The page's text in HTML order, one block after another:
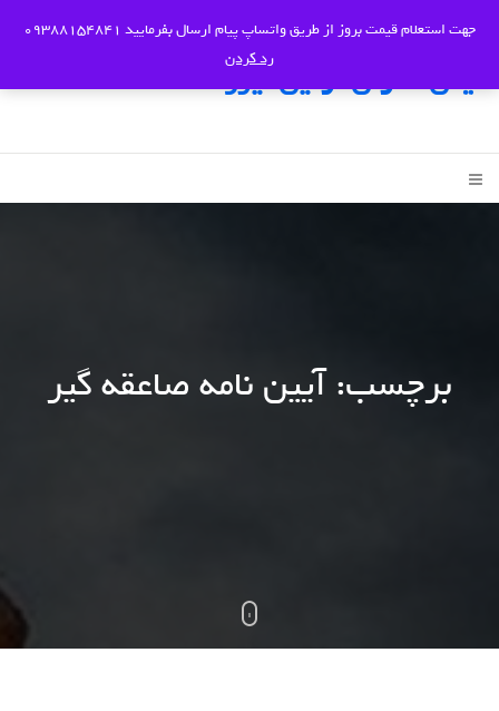
ایمن سازان آرتین نیرو
برچسب:آیین نامه صاعقه گیر
جهت استعلام قیمت بروز از طریق واتساپ پیام ارسال بفرمایید 09388154841
رد کردن